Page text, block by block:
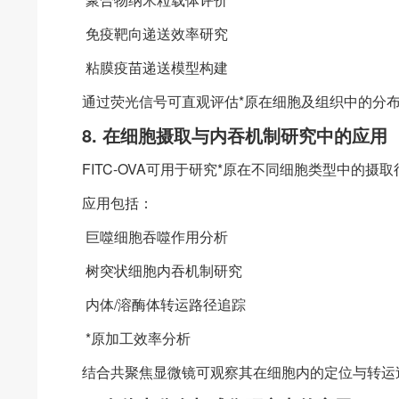
免疫靶向递送效率研究
粘膜疫苗递送模型构建
通过荧光信号可直观评估*原在细胞及组织中的分布
8. 在细胞摄取与内吞机制研究中的应用
FITC-OVA可用于研究*原在不同细胞类型中的摄取
应用包括：
巨噬细胞吞噬作用分析
树突状细胞内吞机制研究
内体/溶酶体转运路径追踪
*原加工效率分析
结合共聚焦显微镜可观察其在细胞内的定位与转运